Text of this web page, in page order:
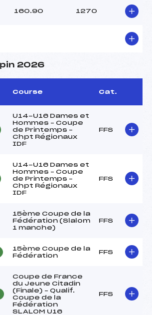
160.90 1270
2026
Course Cat.
U14-U16 Dames et
Hommes – Coupe
de Printemps –
Chpt Régionaux
IDF
FFS
U14-U16 Dames et
Hommes – Coupe
de Printemps –
Chpt Régionaux
IDF
FFS
15ème Coupe de la
Fédération (Slalom
1 manche)
FFS
15ème Coupe de la
Fédération
FFS
Coupe de France
du Jeune Citadin
(Finale) – Qualif.
Coupe de la
Fédération
SLALOM U16
FFS